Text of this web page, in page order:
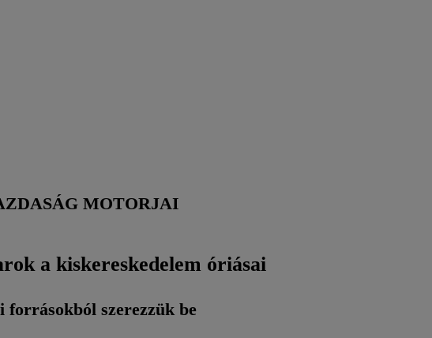
MOTORJAI
a kiskereskedelem óriásai
forrásokból szerezzük be